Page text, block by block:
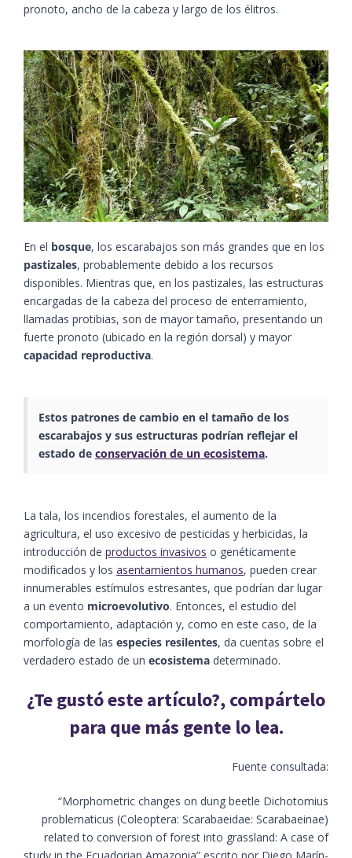
pronoto, ancho de la cabeza y largo de los élitros.
En el bosque, los escarabajos son más grandes que en los
pastizales, probablemente debido a los recursos
disponibles. Mientras que, en los pastizales, las estructuras
encargadas de la cabeza del proceso de enterramiento,
llamadas protibias, son de mayor tamaño, presentando un
fuerte pronoto (ubicado en la región dorsal) y mayor
capacidad reproductiva.
Estos patrones de cambio en el tamaño de los
escarabajos y sus estructuras podrían reflejar el
estado de conservación de un ecosistema.
La tala, los incendios forestales, el aumento de la
agricultura, el uso excesivo de pesticidas y herbicidas, la
introducción de productos invasivos o genéticamente
modificados y los asentamientos humanos, pueden crear
innumerables estímulos estresantes, que podrían dar lugar
a un evento microevolutivo. Entonces, el estudio del
comportamiento, adaptación y, como en este caso, de la
morfología de las especies resilentes, da cuentas sobre el
verdadero estado de un ecosistema determinado.
¿Te gustó este artículo?, compártelo
para que más gente lo lea.
Fuente consultada:
“Morphometric changes on dung beetle Dichotomius
problematicus (Coleoptera: Scarabaeidae: Scarabaeinae)
related to conversion of forest into grassland: A case of